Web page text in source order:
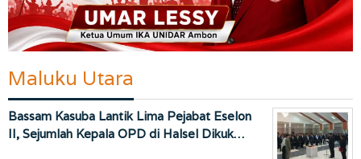
Maluku Utara
Bassam Kasuba Lantik Lima Pejabat Eselon
II, Sejumlah Kepala OPD di Halsel Dikuk…